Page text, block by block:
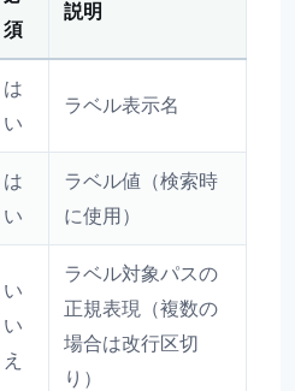
須
説明
は
い
ラベル表示名
は
い
ラベル値（検索時
に使用）
い
い
え
ラベル対象パスの
正規表現（複数の
場合は改行区切
り）